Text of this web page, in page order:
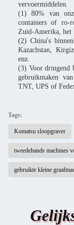
vervoermiddelen.
(1) 80% van
containers of ro-
Zuid-Amerika, het
(2) China's
Kazachstan,
enz.
(3) Voor dringend
gebruikmaken
TNT, UPS of
Tags:
Komatsu sloopgraver
tweedehands machines
gebruikte kleine